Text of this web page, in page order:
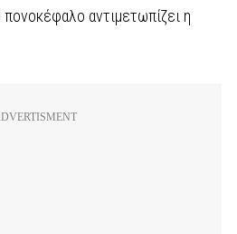
πονοκέφαλο αντιμετωπίζει η